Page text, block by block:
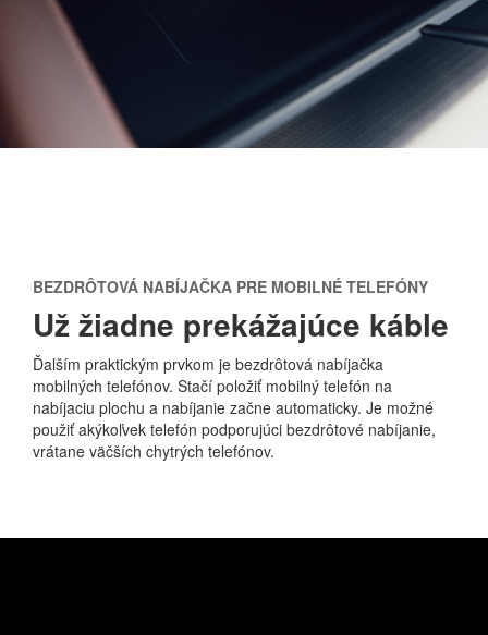
BEZDRÔTOVÁ NABÍJAČKA PRE MOBILNÉ TELEFÓNY
Už žiadne prekážajúce káble
Ďalším praktickým prvkom je bezdrôtová nabíjačka
mobilných telefónov. Stačí položiť mobilný telefón na
nabíjaciu plochu a nabíjanie začne automaticky. Je možné
použiť akýkoľvek telefón podporujúci bezdrôtové nabíjanie,
vrátane väčších chytrých telefónov.